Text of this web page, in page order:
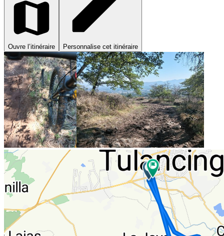
Ouvre l’itinéraire Personnalise cet itinéraire